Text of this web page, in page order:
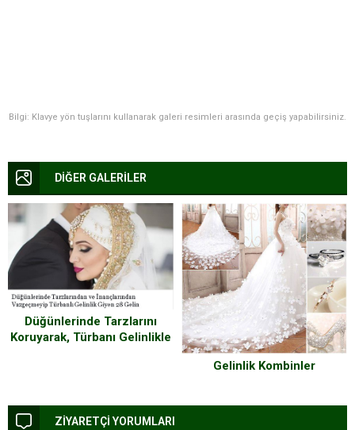
Bilgi: Klavye yön tuşlarını kullanarak galeri resimleri arasında geçiş yapabilirsiniz.
DİĞER GALERİLER
Düğünlerinde Tarzlarını
Koruyarak, Türbanı Gelinlikle
Gelinlik Kombinler
ZİYARETÇİ YORUMLARI